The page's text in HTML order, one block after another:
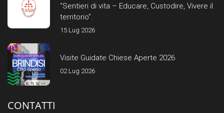
“Sentieri di vita – Educare, Custodire, Vivere il
territorio”.
15 Lug 2026
Visite Guidate Chiese Aperte 2026
02 Lug 2026
CONTATTI